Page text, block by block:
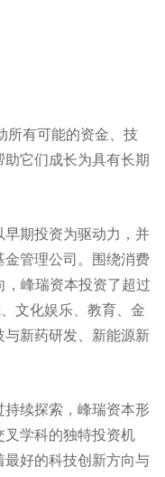
所有可能的资金、技
它们成长为具有长期
早期投资为驱动力，并
管理公司。围绕消费
，峰瑞资本投资了超过
文化娱乐、教育、金
新药研发、新能源新
续探索，峰瑞资本形
学科的独特投资机
好的科技创新方向与